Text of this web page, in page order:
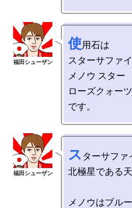
使用石は
スターサファ
メノウ スター
ローズクォーツ
ス ターサファ
北極星である
メノウはブル